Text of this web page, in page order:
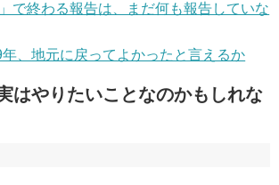
で終わる報告は、まだ何も報告していな
、地元に戻ってよかったと言えるか
はやりたいことなのかもしれな